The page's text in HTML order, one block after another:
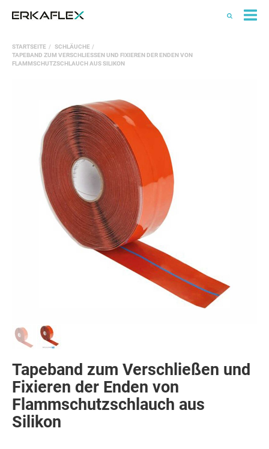
STARTSEITE
SCHLÄUCHE
TAPEBAND ZUM VERSCHLIESSEN UND FIXIEREN DER ENDEN VON F
LAMMSCHUTZSCHLAUCH AUS SILIKON
Tapeband zum Verschließen und
Fixieren der Enden von
Flammschutzschlauch aus
Silikon